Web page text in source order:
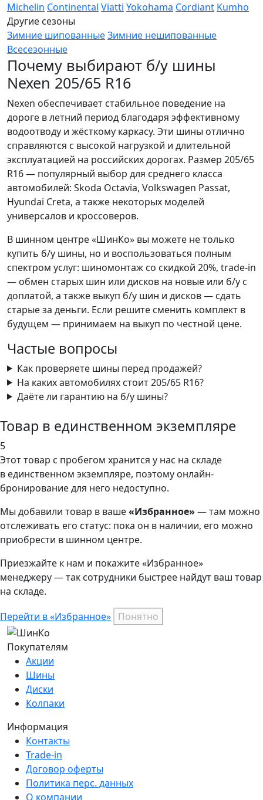
Michelin Continental Viatti Yokohama Cordiant Kumho
Другие сезоны
Зимние шипованныеЗимние нешипованные
Всесезонные
Почему выбирают б/у шины
Nexen 205/65 R16
Nexen обеспечивает стабильное поведение на
дороге в летний период благодаря эффективному
водоотводу и жёсткому каркасу. Эти шины отлично
справляются с высокой нагрузкой и длительной
эксплуатацией на российских дорогах. Размер 205/65
R16 — популярный выбор для среднего класса
автомобилей: Skoda Octavia, Volkswagen Passat,
Hyundai Creta, а также некоторых моделей
универсалов и кроссоверов.
В шинном центре «ШинКо» вы можете не только
купить б/у шины, но и воспользоваться полным
спектром услуг: шиномонтаж со скидкой 20%, trade-in
— обмен старых шин или дисков на новые или б/у с
доплатой, а также выкуп б/у шин и дисков — сдать
старые за деньги. Если решите сменить комплект в
будущем — принимаем на выкуп по честной цене.
Частые вопросы
Как проверяете шины перед продажей?
На каких автомобилях стоит 205/65 R16?
Даёте ли гарантию на б/у шины?
Товар в единственном экземпляре
5
Этот товар с пробегом хранится у нас на складе
в единственном экземпляре, поэтому онлайн-
бронирование для него недоступно.
Мы добавили товар в ваше«Избранное» — там можно
отслеживать его статус: пока он в наличии, его можно
приобрести в шинном центре.
Приезжайте к нам и покажите «Избранное»
менеджеру — так сотрудники быстрее найдут ваш товар
на складе.
Перейти в «Избранное» Понятно
Покупателям
Акции
Шины
Диски
Колпаки
Информация
Контакты
Trade-in
Договор оферты
Политика перс. данных
О компании